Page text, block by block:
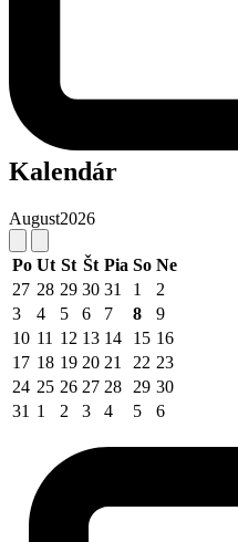
Kalendár
August2026
Po Ut St Št Pia So Ne
27 28 29 30 31 1
2
3
4 5 6 7 8
9
10 11 12 13 14 15 16
17 18 19 20 21 22 23
24 25 26 27 28 29 30
31 1 2 3 4 5 6